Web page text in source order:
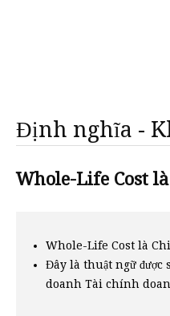
Định nghĩa -
Whole-Life Cost
Whole-Life Cost là
Đây là thuật ngữ
doanh Tài chính